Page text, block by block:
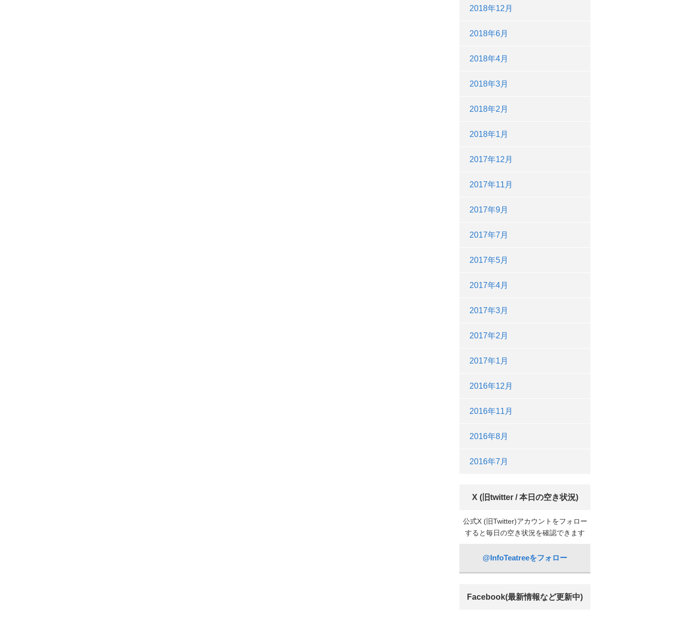
2018年12月
2018年6月
2018年4月
2018年3月
2018年2月
2018年1月
2017年12月
2017年11月
2017年9月
2017年7月
2017年5月
2017年4月
2017年3月
2017年2月
2017年1月
2016年12月
2016年11月
2016年8月
2016年7月
X (旧twitter / 本日の空き状況)
公式X (旧Twitter)アカウントをフォロー
すると毎日の空き状況を確認できます
@InfoTeatreeをフォロー
Facebook(最新情報など更新中)